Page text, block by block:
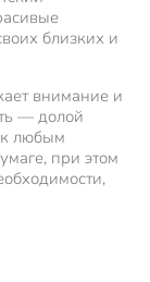
близких и
внимание и
— долой
к любым
при этом